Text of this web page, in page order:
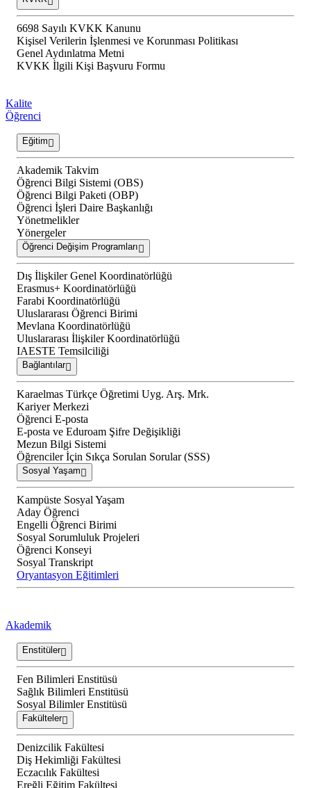
6698 Sayılı KVKK Kanunu
Kişisel Verilerin İşlenmesi ve Korunması Politikası
Genel Aydınlatma Metni
KVKK İlgili Kişi Başvuru Formu
Kalite
Öğrenci
Eğitim
Akademik Takvim
Öğrenci Bilgi Sistemi (OBS)
Öğrenci Bilgi Paketi (OBP)
Öğrenci İşleri Daire Başkanlığı
Yönetmelikler
Yönergeler
Öğrenci Değişim Programları
Dış İlişkiler Genel Koordinatörlüğü
Erasmus+ Koordinatörlüğü
Farabi Koordinatörlüğü
Uluslararası Öğrenci Birimi
Mevlana Koordinatörlüğü
Uluslararası İlişkiler Koordinatörlüğü
IAESTE Temsilciliği
Bağlantılar
Karaelmas Türkçe Öğretimi Uyg. Arş. Mrk.
Kariyer Merkezi
Öğrenci E-posta
E-posta ve Eduroam Şifre Değişikliği
Mezun Bilgi Sistemi
Öğrenciler İçin Sıkça Sorulan Sorular (SSS)
Sosyal Yaşam
Kampüste Sosyal Yaşam
Aday Öğrenci
Engelli Öğrenci Birimi
Sosyal Sorumluluk Projeleri
Öğrenci Konseyi
Sosyal Transkript
Oryantasyon Eğitimleri
Akademik
Enstitüler
Fen Bilimleri Enstitüsü
Sağlık Bilimleri Enstitüsü
Sosyal Bilimler Enstitüsü
Fakülteler
Denizcilik Fakültesi
Diş Hekimliği Fakültesi
Eczacılık Fakültesi
Ereğli Eğitim Fakültesi